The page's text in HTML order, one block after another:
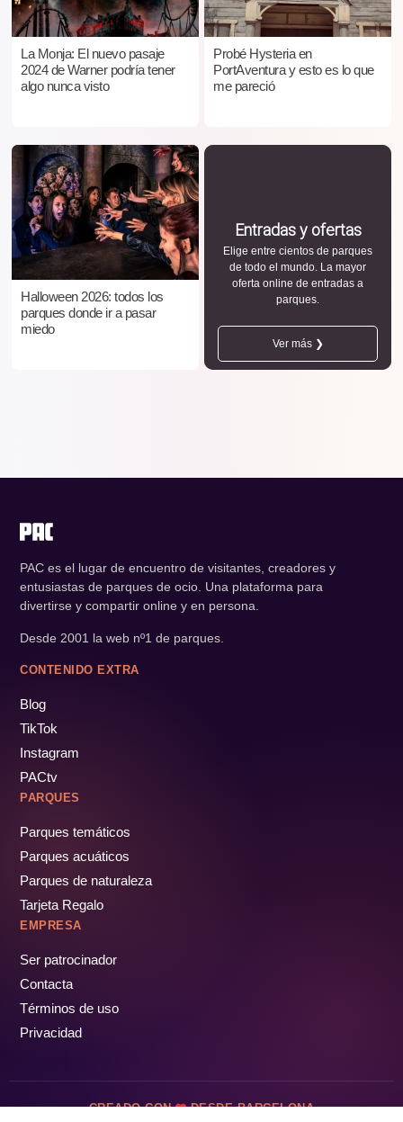
La Monja: El nuevo pasaje
2024 de Warner podría tener
algo nunca visto
Probé Hysteria en
PortAventura y esto es lo que
me pareció
Halloween 2026: todos los
parques donde ir a pasar
miedo
Entradas y ofertas
Elige entre cientos de parques
de todo el mundo. La mayor
oferta online de entradas a
parques.
Ver más ❯
PAC es el lugar de encuentro de visitantes, creadores y
entusiastas de parques de ocio. Una plataforma para
divertirse y compartir online y en persona.
Desde 2001 la web nº1 de parques.
CONTENIDO EXTRA
Blog
TikTok
Instagram
PACtv
PARQUES
Parques temáticos
Parques acuáticos
Parques de naturaleza
Tarjeta Regalo
EMPRESA
Ser patrocinador
Contacta
Términos de uso
Privacidad
CREADO CON DESDE BARCELONA